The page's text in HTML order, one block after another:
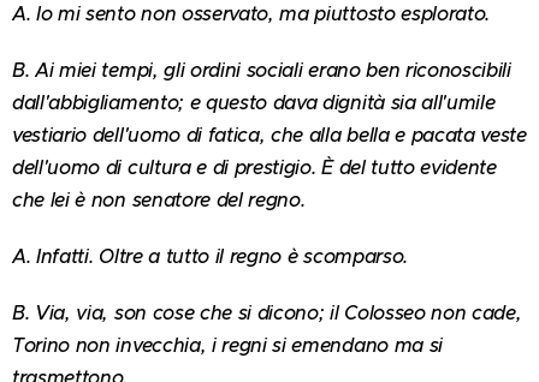
A. Io mi sento non osservato, ma piuttosto esplorato.
B. Ai miei tempi, gli ordini sociali erano ben riconoscibili
dall'abbigliamento; e questo dava dignità sia all'umile
vestiario dell'uomo di fatica, che alla bella e pacata veste
dell'uomo di cultura e di prestigio. È del tutto evidente
che lei è non senatore del regno.
A. Infatti. Oltre a tutto il regno è scomparso.
B. Via, via, son cose che si dicono; il Colosseo non cade,
Torino non invecchia, i regni si emendano ma si